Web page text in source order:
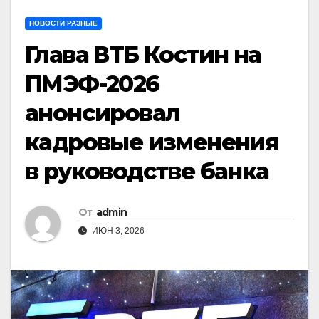
НОВОСТИ РАЗНЫЕ
Глава ВТБ Костин на
ПМЭФ-2026
анонсировал
кадровые изменения
в руководстве банка
От admin
ИЮН 3, 2026